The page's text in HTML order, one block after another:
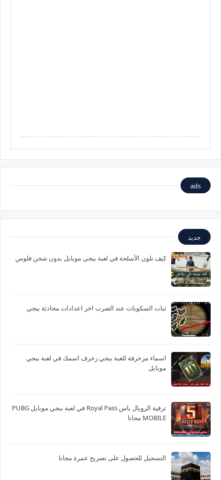
ads
جديد
كيف تلون الأسلحة في لعبة ببجي موبايل بدون شحن فلوس
ثبات السكوبات عند الضرب اخر اعدادات محادثة ببجي
اسماء مزخرفة للعبة ببجي زخرف اسمك في لعبة ببجي
موبايل
ترقية الرويال باس Royal Pass في لعبة ببجي موبايل PUBG
MOBILE مجانا
التسجيل للحصول على تصريح عمرة مجانا